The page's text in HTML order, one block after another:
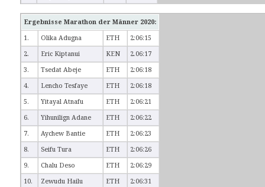
Ergebnisse Marathon der Männer 2020:
1.
Olika Adugna ETH
2:06:15
2.
Eric Kiptanui KEN
2.06:17
3.
Tsedat Abeje ETH
2:06:18
4.
Lencho Tesfaye ETH
2:06:18
5.
Yitayal Atnafu ETH
2:06:21
6.
Yihunilign Adane ETH
2:06:22
7.
Aychew Bantie ETH
2:06:23
8.
Seifu Tura ETH
2:06:26
9.
Chalu Deso ETH
2:06:29
10.
Zewudu Hailu ETH
2:06:31